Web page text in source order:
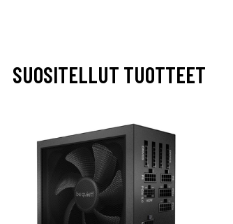
SUOSITELLUT TUOTTEET